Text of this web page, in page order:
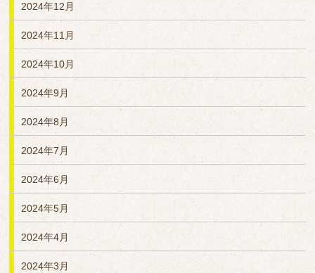
2024年12月
2024年11月
2024年10月
2024年9月
2024年8月
2024年7月
2024年6月
2024年5月
2024年4月
2024年3月